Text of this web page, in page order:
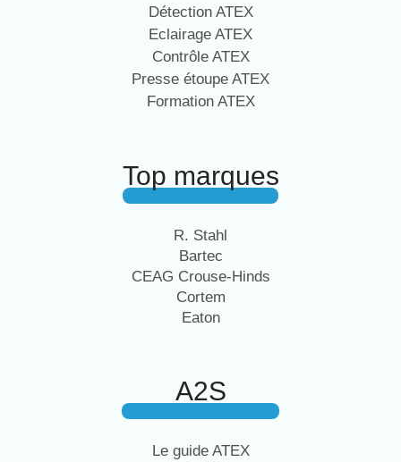
Détection ATEX
Eclairage ATEX
Contrôle ATEX
Presse étoupe ATEX
Formation ATEX
Top marques
R. Stahl
Bartec
CEAG Crouse-Hinds
Cortem
Eaton
A2S
Le guide ATEX